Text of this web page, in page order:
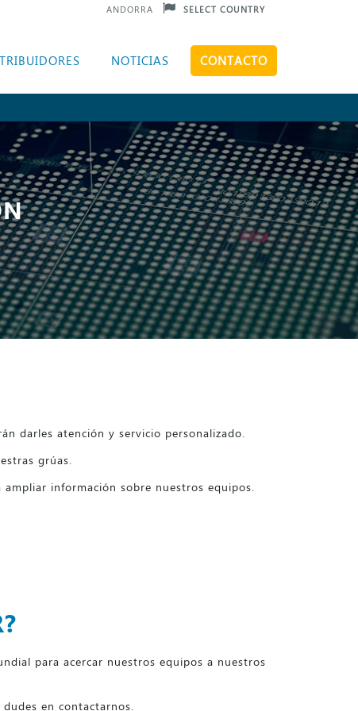
ANDORRA SELECT COUNTRY
NOTICIAS CONTACTO
darles atención y servicio personalizado.
grúas.
información sobre nuestros equipos.
para acercar nuestros equipos a nuestros
en contactarnos.